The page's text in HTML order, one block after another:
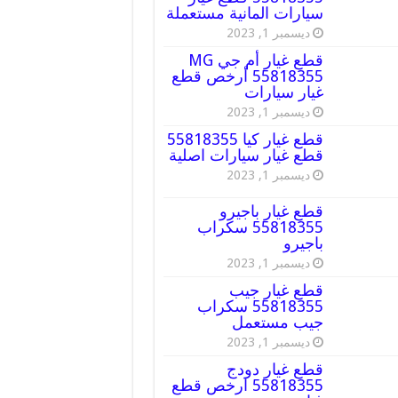
سيارات المانية مستعملة
ديسمبر 1, 2023
قطع غيار أم جي MG
55818355 أرخص قطع
غيار سيارات
ديسمبر 1, 2023
قطع غيار كيا 55818355
قطع غيار سيارات اصلية
ديسمبر 1, 2023
قطع غيار باجيرو
55818355 سكراب
باجيرو
ديسمبر 1, 2023
قطع غيار جيب
55818355 سكراب
جيب مستعمل
ديسمبر 1, 2023
قطع غيار دودج
55818355 ارخص قطع